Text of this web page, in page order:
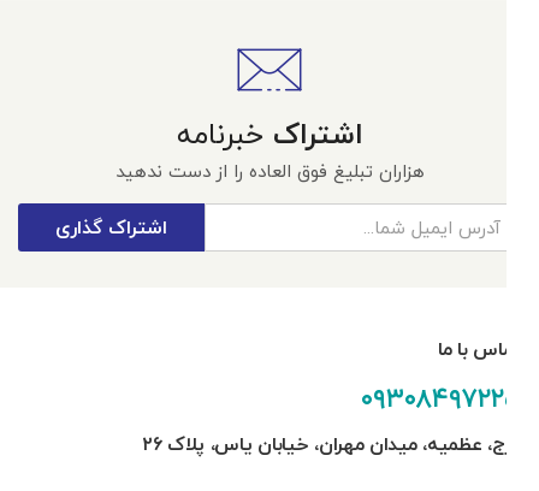
اشتراکخبرنامه
هزاران تبلیغ فوق العاده را از دست ندهید
اشتراک گذاری
تماس با ما
۰۹۳۰۸۴۹۷۲۲۵
کرج، عظمیه، میدان مهران، خیابان یاس، پلاک ۲۶